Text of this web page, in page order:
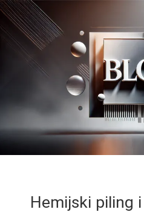
Hemijski piling